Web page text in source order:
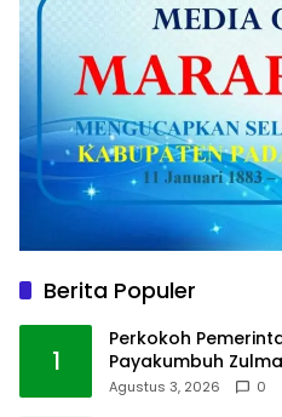
Berita Populer
1
Perkokoh
Payakumbuh
Agustus 3, 2026 0